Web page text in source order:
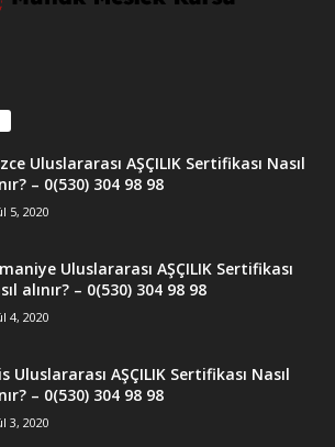
Uluslararası AŞÇILIK Sertifikası Nasıl
– 0(530) 304 98 98
5, 2020
Uluslararası AŞÇILIK Sertifikası
alınır? – 0(530) 304 98 98
4, 2020
Uluslararası AŞÇILIK Sertifikası Nasıl
– 0(530) 304 98 98
3, 2020